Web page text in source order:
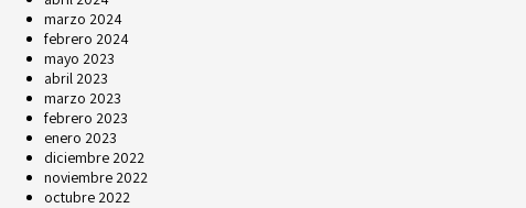
marzo 2024
febrero 2024
mayo 2023
abril 2023
marzo 2023
febrero 2023
enero 2023
diciembre 2022
noviembre 2022
octubre 2022